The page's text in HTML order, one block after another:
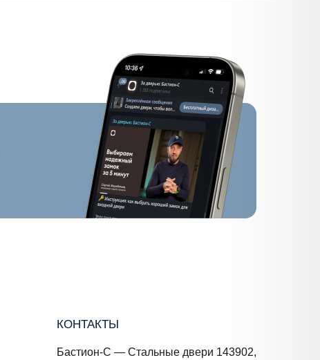
КОНТАКТЫ
Бастион-С — Стальные двери 143902,